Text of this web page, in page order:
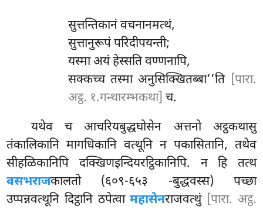
सुत्तन्तिकानं वचनानमत्थं,
सुत्तानुरूपं परिदीपयन्ती;
यस्मा अयं हेस्सति वण्णनापि,
सक्कच्च तस्मा अनुसिक्खितब्बा’’ति [पारा.
अट्ठ. १.गन्थारम्भकथा] च.
यथेव च आचरियबुद्धघोसेन अत्तनो अट्ठकथासु
तंकालिकानि मागधिकानि वत्थूनि न पकासितानि, तथेव
सीहळिकानिपि दक्खिणइन्दियरट्ठिकानिपि. न हि तत्थ
वसभराजकालतो (६०९-६५३ -बुद्धवस्स) पच्छा
उप्पन्नवत्थूनि दिट्ठानि ठपेत्वामहासेनराजवत्थुं [पारा. अट्ठ.